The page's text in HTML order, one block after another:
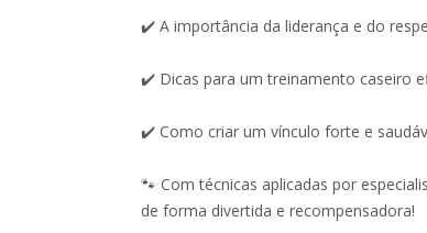
✔️ A importância da liderança e do
✔️ Dicas para um treinamento caseiro
✔️ Como criar um vínculo forte e
🐾 Com técnicas aplicadas por
de forma divertida e recompensadora!